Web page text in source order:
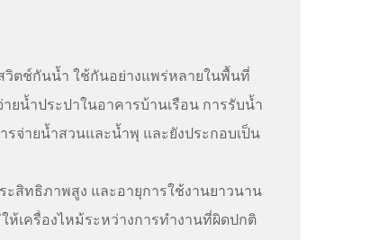
วิตช์กันน้ำ ใช้กันอย่างแพร่หลายในพื้นที่
ยน้ำประปาในอาคารบ้านเรือน การรับน้ำ
รจ่ายน้ำสวนและน้ำพุ และยังประกอบเป็น
สิทธิภาพสูง และอายุการใช้งานยาวนาน
เครื่องไหม้ระหว่างการทำงานที่ผิดปกติ